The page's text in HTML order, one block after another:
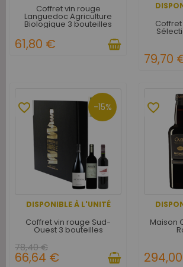
Coffret vin rouge
Languedoc Agriculture
Biologique 3 bouteilles
61,80 €
79,70
-15%
DISPONIBLE À L'UNITÉ
favorite_border
Coffret vin rouge Sud-
Ouest 3 bouteilles
78,40 €
66,64 €
favorite_border
Maison